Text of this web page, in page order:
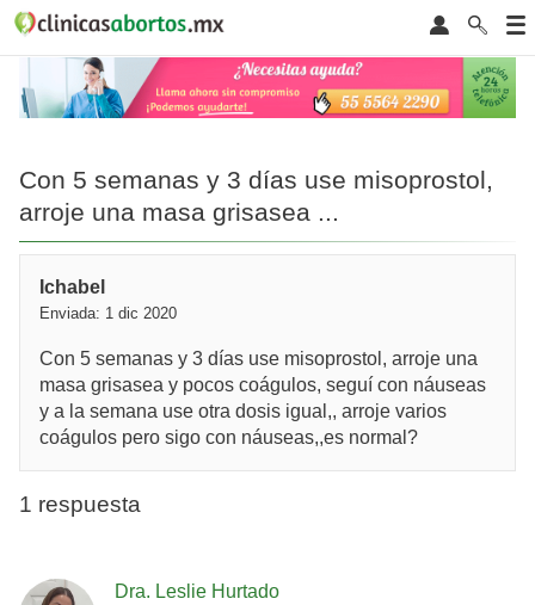
Con 5 semanas y 3 días use misoprostol,
arroje una masa grisasea ...
Ichabel
Enviada: 1 dic 2020
Con 5 semanas y 3 días use misoprostol, arroje una
masa grisasea y pocos coágulos, seguí con náuseas
y a la semana use otra dosis igual,, arroje varios
coágulos pero sigo con náuseas,,es normal?
1 respuesta
Dra. Leslie Hurtado